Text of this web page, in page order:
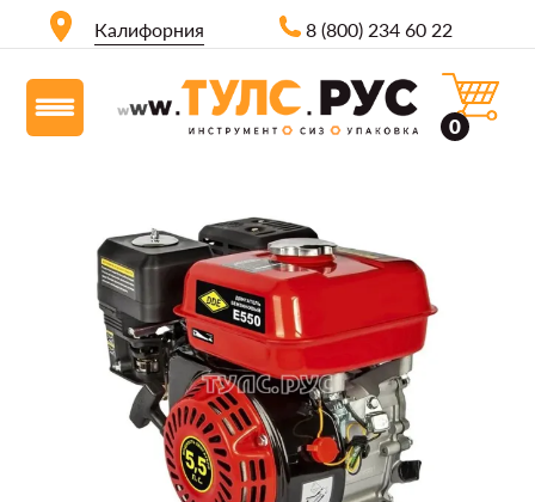
Калифорния 8 (800) 234 60 22
0